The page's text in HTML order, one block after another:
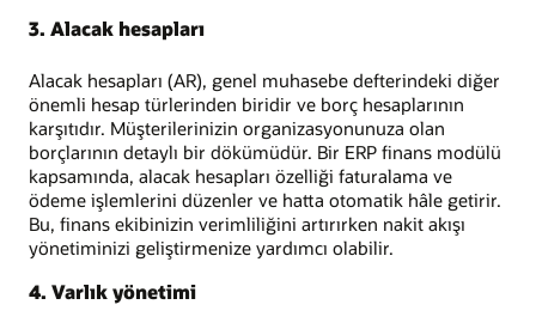
3. Alacak hesapları
Alacak hesapları (AR), genel muhasebe defterindeki diğer
önemli hesap türlerinden biridir ve borç hesaplarının
karşıtıdır. Müşterilerinizin organizasyonunuza olan
borçlarının detaylı bir dökümüdür. Bir ERP finans modülü
kapsamında, alacak hesapları özelliği faturalama ve
ödeme işlemlerini düzenler ve hatta otomatik hâle getirir.
Bu, finans ekibinizin verimliliğini artırırken nakit akışı
yönetiminizi geliştirmenize yardımcı olabilir.
4. Varlık yönetimi